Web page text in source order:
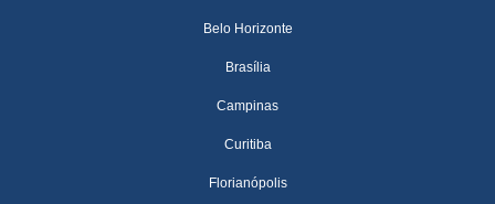
Belo Horizonte
Brasília
Campinas
Curitiba
Florianópolis